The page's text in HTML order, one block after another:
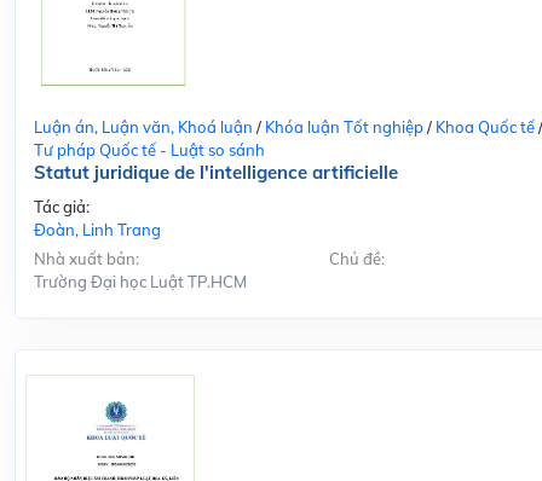
Luận án, Luận văn, Khoá luận / Khóa luận Tốt nghiệp/ Khoa Quốc tế/
Tư pháp Quốc tế - Luật so sánh
Statut juridique de l'intelligence artificielle
Tác giả:
Đoàn, Linh Trang
Nhà xuất bản:
Trường Đại học Luật TP.HCM
Chủ đề: